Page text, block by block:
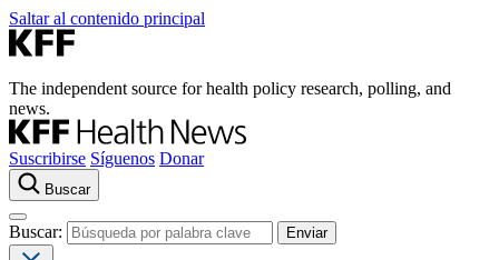
Saltar al contenido principal
The independent source for health policy research, polling, and
news.
Suscribirse Síguenos Donar
Buscar
Buscar: